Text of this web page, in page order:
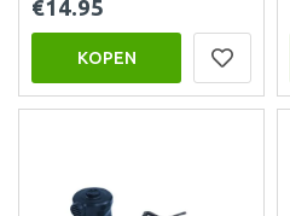
€14.95
KOPEN